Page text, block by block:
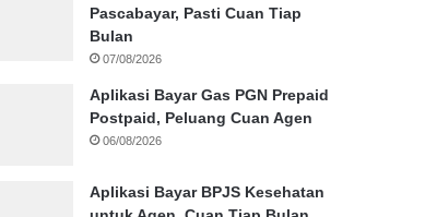
Pascabayar, Pasti Cuan Tiap
Bulan
07/08/2026
Aplikasi Bayar Gas PGN Prepaid
Postpaid, Peluang Cuan Agen
06/08/2026
Aplikasi Bayar BPJS Kesehatan